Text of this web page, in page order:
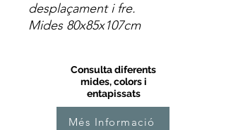
desplaçament i fre.
Mides 80x85x107cm
Consulta diferents
mides, colors i
entapissats
Més Informació